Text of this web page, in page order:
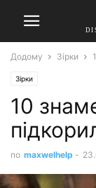
Додому Зірки
Зірки
10
по maxwelhelp -